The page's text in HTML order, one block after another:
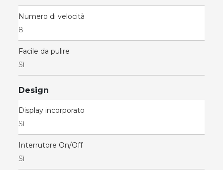
Numero di velocità
8
Facile da pulire
Sì
Design
Display incorporato
Sì
Interrutore On/Off
Sì